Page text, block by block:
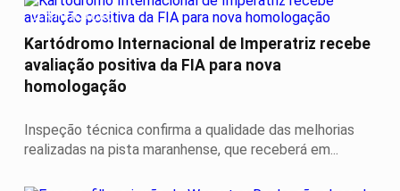
CERTIFICAÇÃO
Kartódromo Internacional de Imperatriz recebe
avaliação positiva da FIA para nova
homologação
Inspeção técnica confirma a qualidade das melhorias
realizadas na pista maranhense, que receberá em...